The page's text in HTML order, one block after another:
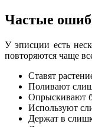
Частые
У эписции есть
повторяются чаще
Ставят
Поливают
Опрыскивают
Используют
Держат в